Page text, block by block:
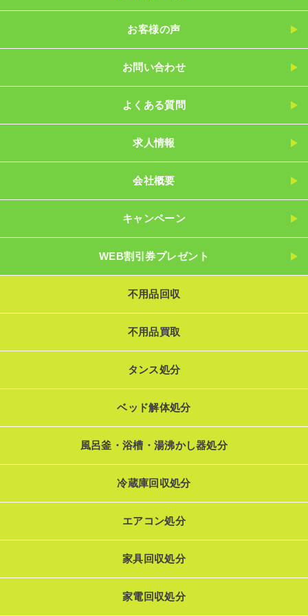
お客様の声
お問い合わせ
よくある質問
求人情報
会社概要
キャンペーン
WEB割引券プレゼント
不用品回収
不用品買取
タンス処分
ベッド解体処分
風呂釜・浴槽・湯沸かし器処分
冷蔵庫回収処分
エアコン処分
家具回収処分
家電回収処分